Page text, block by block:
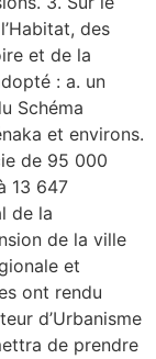
des
et de la
: a. un
Schéma
et environs.
de 95 000
13 647
de la
de la ville
et
ont rendu
d’Urbanisme
de prendre